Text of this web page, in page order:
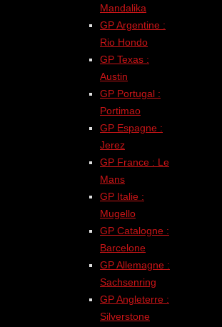
Mandalika
GP Argentine :
Rio Hondo
GP Texas :
Austin
GP Portugal :
Portimao
GP Espagne :
Jerez
GP France : Le
Mans
GP Italie :
Mugello
GP Catalogne :
Barcelone
GP Allemagne :
Sachsenring
GP Angleterre :
Silverstone